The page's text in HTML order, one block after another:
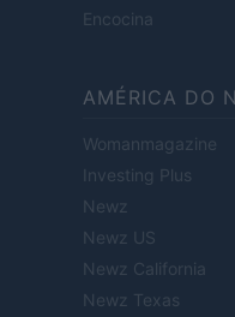
Encocina
AMÉRICA DO
Womanmagazine
Investing Plus
Newz
Newz US
Newz California
Newz Texas